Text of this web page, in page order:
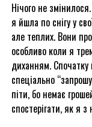
Нічого не
я йшла по снігу у
але теплих. Вони
особливо коли я
диханням. Спочатку
спеціально
піти, бо немає
спостерігати, як я